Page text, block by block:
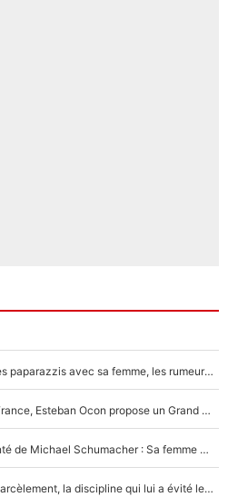
F1 : Charles Leclerc surpris par les paparazzis avec sa femme, les rumeurs étaient vraies !
Comme pour le final du Tour de France, Esteban Ocon propose un Grand Prix de Formule 1 à Paris : «Autour de l’Arc de Triomphe, ce serait génial» !
Nouvelle rumeur autour de la santé de Michael Schumacher : Sa femme Corinna sort du silence
F1 - Lewis Hamilton victime de harcèlement, la discipline qui lui a évité le pire : «J'aurais probablement mal tourné»